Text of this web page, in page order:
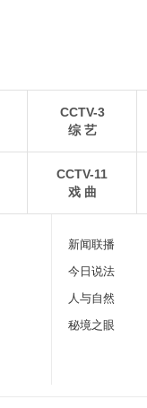
瓦屋山雄浑平顶与峨
CCTV-3
综 艺
CCTV-11
戏 曲
新闻联播
今日说法
人与自然
秘境之眼